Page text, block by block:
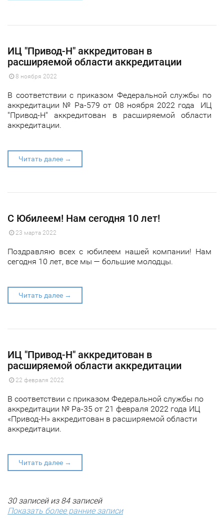
ИЦ "Привод-Н" аккредитован в
расширяемой области аккредитации
8 ноября 2022
В соответствии с приказом Федеральной службы по
аккредитации № Ра-579 от 08 ноября 2022 года ИЦ
"Привод-Н" аккредитован в расширяемой области
аккредитации.
Читать далее →
С Юбилеем! Нам сегодня 10 лет!
23 марта 2022
Поздравляю всех с юбилеем нашей компании! Нам
сегодня 10 лет, все мы — большие молодцы.
Читать далее →
ИЦ "Привод-Н" аккредитован в
расширяемой области аккредитации
22 февраля 2022
В соответствии с приказом Федеральной службы по
аккредитации № Ра-35 от 21 февраля 2022 года ИЦ
«Привод-Н» аккредитован в расширяемой области
аккредитации.
Читать далее →
30 записей из 84 записей
Показать более ранние записи